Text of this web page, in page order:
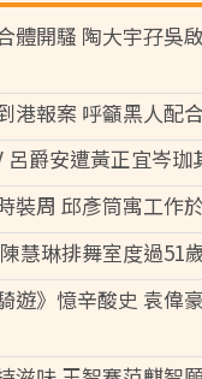
體開騷 陶大宇孖吳
港報案 呼籲黑人配
呂爵安遭黃正宜岑珈
裝周 邱彥筒寓工作
慧琳排舞室度過51
遊》憶辛酸史 袁偉